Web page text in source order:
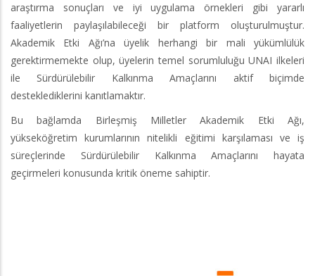
araştırma sonuçları ve iyi uygulama örnekleri gibi yararlı
faaliyetlerin paylaşılabileceği bir platform oluşturulmuştur.
Akademik Etki Ağı’na üyelik herhangi bir mali yükümlülük
gerektirmemekte olup, üyelerin temel sorumluluğu UNAI ilkeleri
ile Sürdürülebilir Kalkınma Amaçlarını aktif biçimde
desteklediklerini kanıtlamaktır.
Bu bağlamda Birleşmiş Milletler Akademik Etki Ağı,
yükseköğretim kurumlarının nitelikli eğitimi karşılaması ve iş
süreçlerinde Sürdürülebilir Kalkınma Amaçlarını hayata
geçirmeleri konusunda kritik öneme sahiptir.